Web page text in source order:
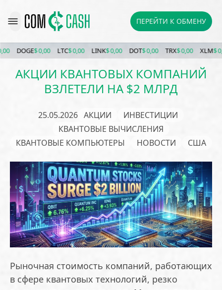
ПЕРЕЙТИ К ОБМЕНУ
DOGE$ 0,00 LTC $ 0,00 LINK$ 0,00 DOT$ 0,00 TRX$ 0,00 XLM$ 0,00
АКЦИИ КВАНТОВЫХ КОМПАНИЙ
ВЗЛЕТЕЛИ НА $2 МЛРД
25.05.2026 АКЦИИ
ИНВЕСТИЦИИ
КВАНТОВЫЕ ВЫЧИСЛЕНИЯ
КВАНТОВЫЕ КОМПЬЮТЕРЫ
НОВОСТИ США
Рыночная стоимость компаний, работающих
в сфере квантовых технологий, резко